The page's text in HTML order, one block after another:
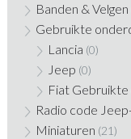
Banden & Velgen
Gebruikte
Lancia (0)
Jeep (0)
Fiat
Radio code
Miniaturen (21)